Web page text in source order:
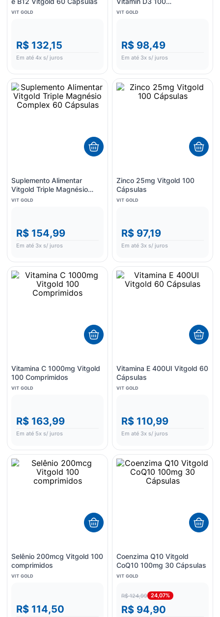
VIT GOLD
R$ 132,15
Em até 4x s/ juros
Comprimidos
VIT GOLD
R$ 98,49
Em até 3x s/ juros
Suplemento Alimentar
Vitgold Triple Magnésio
Complex 60 Cápsulas
VIT GOLD
R$ 154,99
Em até 3x s/ juros
Zinco 25mg Vitgold 100
Cápsulas
VIT GOLD
R$ 97,19
Em até 3x s/ juros
Vitamina C 1000mg Vitgold
100 Comprimidos
VIT GOLD
R$ 163,99
Em até 5x s/ juros
Vitamina E 400UI Vitgold 60
Cápsulas
VIT GOLD
R$ 110,99
Em até 3x s/ juros
Selênio 200mcg Vitgold 100
comprimidos
VIT GOLD
R$ 114,50
Coenzima Q10 Vitgold
CoQ10 100mg 30 Cápsulas
VIT GOLD
R$ 124,99 24,07%
R$ 94,90